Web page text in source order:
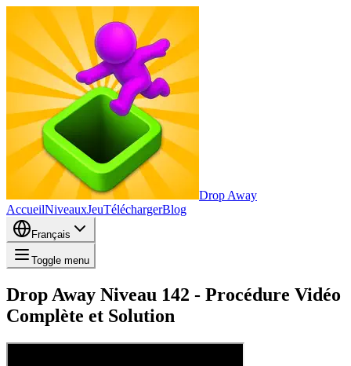
Drop Away
AccueilNiveauxJeuTéléchargerBlog
Français
Toggle menu
Drop Away Niveau 142 - Procédure Vidéo
Complète et Solution